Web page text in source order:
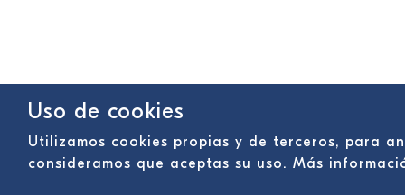
Uso de cookies
Utilizamos cookies propias y de terceros, para
consideramos que aceptas su uso. Más